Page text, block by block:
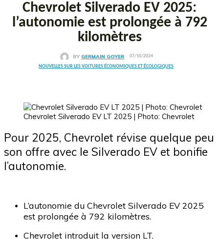
Chevrolet Silverado EV 2025:
l’autonomie est prolongée à 792
kilomètres
BY GERMAIN GOYER
07/10/2024
NOUVELLES SUR LES VOITURES ÉCONOMIQUES ET ÉCOLOGIQUES
Chevrolet Silverado EV LT 2025 | Photo: Chevrolet
Pour 2025, Chevrolet révise quelque peu
son offre avec le Silverado EV et bonifie
l’autonomie.
L’autonomie du Chevrolet Silverado EV 2025
est prolongée à 792 kilomètres.
Chevrolet introduit la version LT.